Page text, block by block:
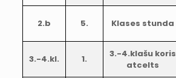
2.b 5. Klases stunda
3.-4.kl. 1.
3.-4.klašu koris
atcelts